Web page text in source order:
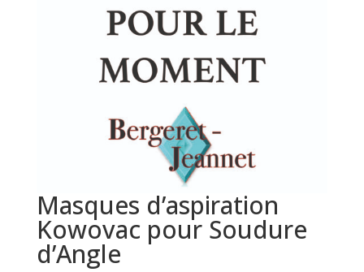
Masques d’aspiration
Kowovac pour Soudure
d’Angle